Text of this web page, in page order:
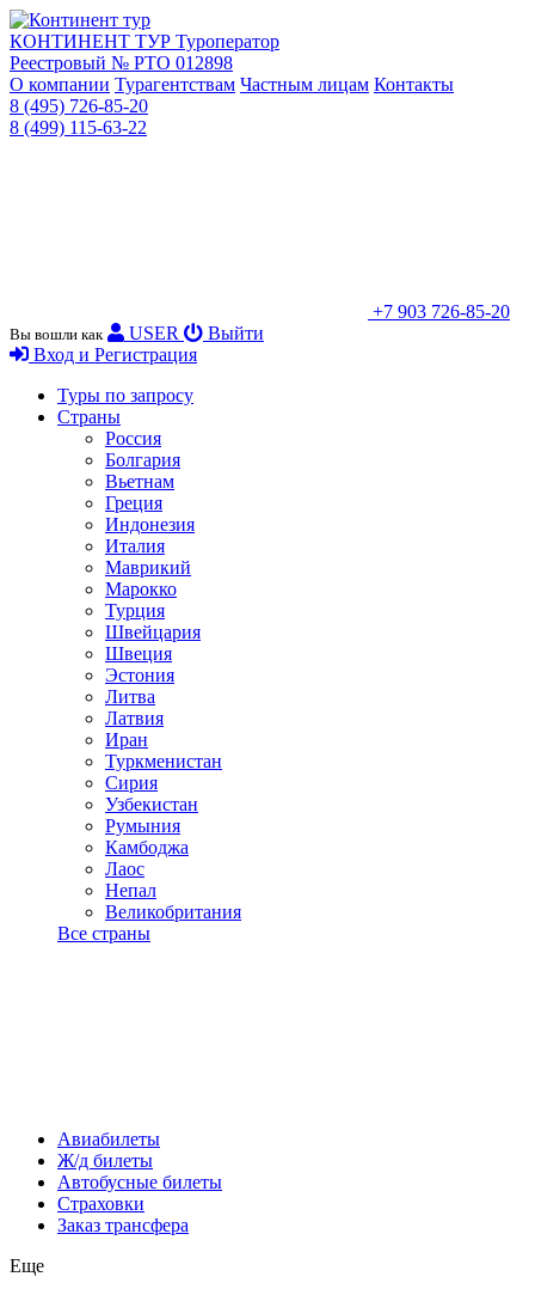
КОНТИНЕНТ ТУР Туроператор
Реестровый № РТО 012898
О компании Турагентствам Частным лицам Контакты
8 (495) 726-85-20
8 (499) 115-63-22
+7 903 726-85-20
Вы вошли как USER
Выйти
Вход и Регистрация
Туры по запросу
Страны
Россия
Болгария
Вьетнам
Греция
Индонезия
Италия
Маврикий
Марокко
Турция
Швейцария
Швеция
Эстония
Литва
Латвия
Иран
Туркменистан
Сирия
Узбекистан
Румыния
Камбоджа
Лаос
Непал
Великобритания
Все страны
Авиабилеты
Ж/д билеты
Автобусные билеты
Страховки
Заказ трансфера
Еще